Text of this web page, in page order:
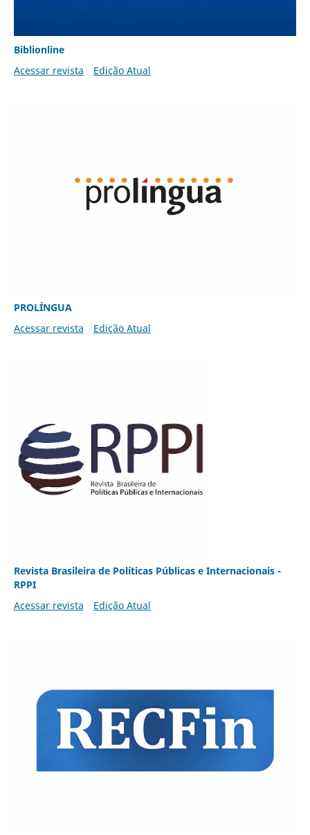
Biblionline
Acessar revista
Edição Atual
PROLÍNGUA
Acessar revista
Edição Atual
Revista Brasileira de Políticas Públicas e Internacionais -
RPPI
Acessar revista
Edição Atual